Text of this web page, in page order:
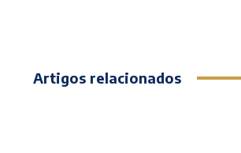
Artigos relacionados